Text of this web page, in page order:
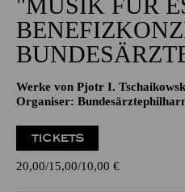
Werke von Pjotr I.
Organiser:
TICKETS
20,00 15,00 10,00 €